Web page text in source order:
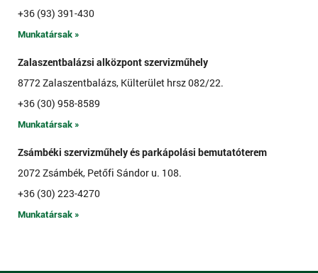
+36 (93) 391-430
Munkatársak »
Zalaszentbalázsi alközpont szervizműhely
8772 Zalaszentbalázs, Külterület hrsz 082/22.
+36 (30) 958-8589
Munkatársak »
Zsámbéki szervizműhely és parkápolási bemutatóterem
2072 Zsámbék, Petőfi Sándor u. 108.
+36 (30) 223-4270
Munkatársak »